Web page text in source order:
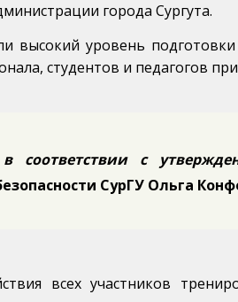
города Сургута.
высокий уровень
студентов и педагогов
с
СурГУ Ольга
всех участников